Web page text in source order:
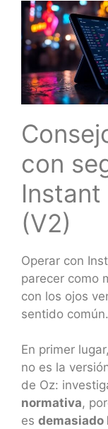
con
Instant
(V2)
Operar con
parecer como
con los ojos
sentido común.
En primer
no es la
de Oz:
normativa,
es demasiado